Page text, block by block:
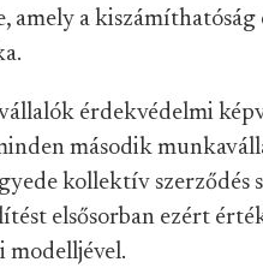
amely a
érdekvédelmi
második
kollektív szerződés
elsősorban ezért
modelljével.